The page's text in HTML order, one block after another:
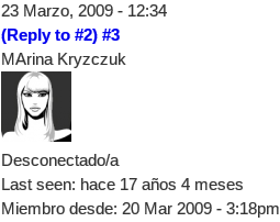
23 Marzo, 2009 - 12:34
(Reply to #2) #3
MArina Kryzczuk
Desconectado/a
Last seen: hace 17 años 4 meses
Miembro desde: 20 Mar 2009 - 3:18pm